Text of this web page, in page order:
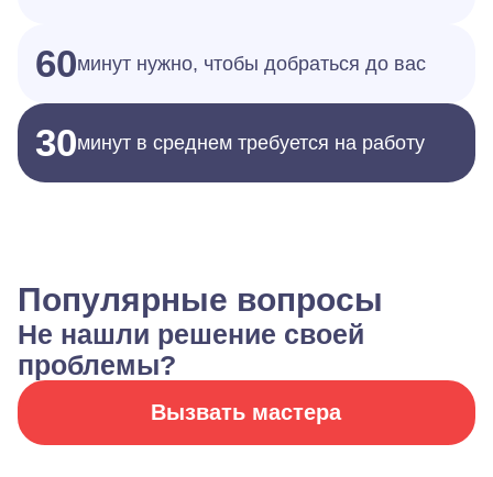
60минут нужно, чтобы добраться до вас
30минут в среднем требуется на работу
Популярные вопросы
Не нашли решение своей
проблемы?
Вызвать мастера